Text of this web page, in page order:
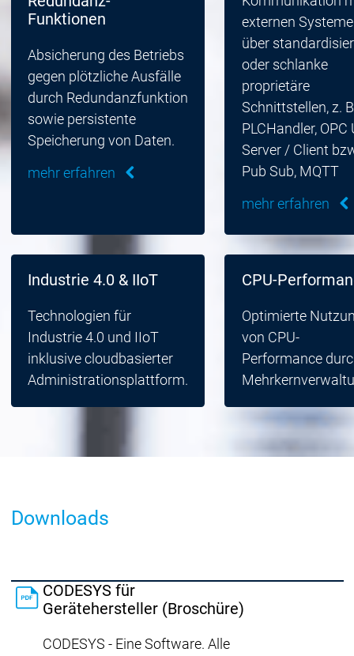
Funktionen
Absicherung des Betriebs
gegen plötzliche Ausfälle
durch Redundanzfunktion
sowie persistente
Speicherung von Daten.
mehr erfahren
externen
über
oder schlanke
proprietäre
Schnittstellen, z.
PLCHandler, OPC
Server / Client
Pub Sub, MQTT
mehr erfahren
Industrie 4.0 & IIoT
Technologien für
Industrie 4.0 und IIoT
inklusive cloudbasierter
Administrationsplattform.
CPU-
Optimierte
von CPU-
Performance
Downloads
CODESYS für
Gerätehersteller (Broschüre)
CODESYS - Eine Software. Alle